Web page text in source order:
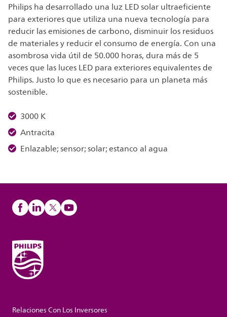
Philips ha desarrollado una luz LED solar ultraeficiente
para exteriores que utiliza una nueva tecnología para
reducir las emisiones de carbono, disminuir los residuos
de materiales y reducir el consumo de energía. Con una
asombrosa vida útil de 50.000 horas, dura más de 5
veces que las luces LED para exteriores equivalentes de
Philips. Justo lo que es necesario para un planeta más
sostenible.
3000 K
Antracita
Enlazable; sensor; solar; estanco al agua
Relaciones Con Los Inversores